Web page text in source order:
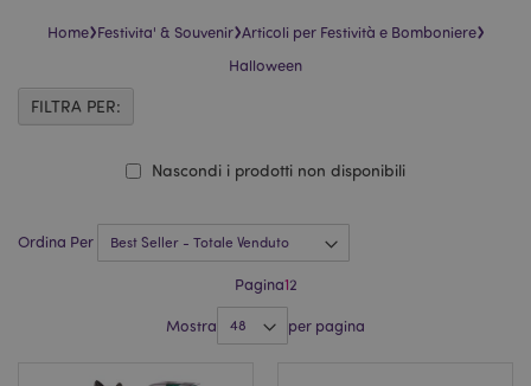
Home›Festivita' & Souvenir›Articoli per Festività e Bomboniere›
Halloween
Ordina Per
Pagina12
Mostra per pagina
Nascondi i prodotti non disponibili
FILTRA PER: